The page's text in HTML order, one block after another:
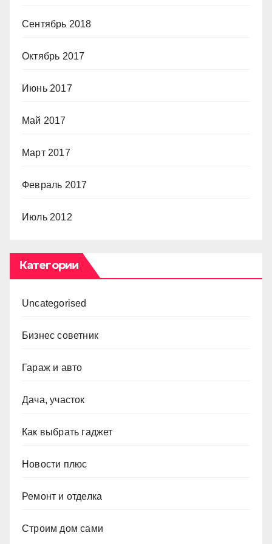
Сентябрь 2018
Октябрь 2017
Июнь 2017
Май 2017
Март 2017
Февраль 2017
Июль 2012
Категории
Uncategorised
Бизнес советник
Гараж и авто
Дача, участок
Как выбрать гаджет
Новости плюс
Ремонт и отделка
Строим дом сами